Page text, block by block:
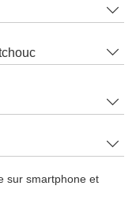
sur smartphone et